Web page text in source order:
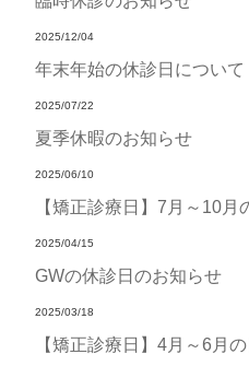
2025/12/04
年末年始の休診日について
2025/07/22
夏季休暇のお知らせ
2025/06/10
【矯正診療日】7月～10月
2025/04/15
GWの休診日のお知らせ
2025/03/18
【矯正診療日】4月～6月